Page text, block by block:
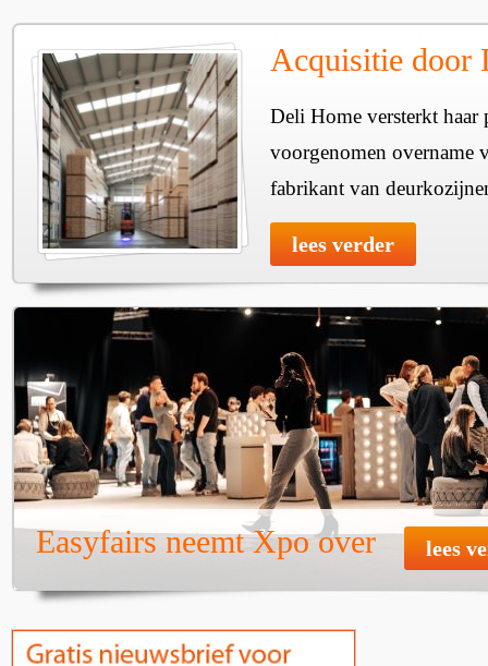
Acquisitie door
Deli Home versterkt haar
voorgenomen overname
fabrikant van
lees verder
Easyfairs neemt Xpo over lees